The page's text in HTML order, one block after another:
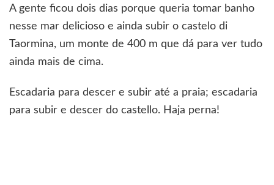
A gente ficou dois dias porque queria tomar banho
nesse mar delicioso e ainda subir o castelo di
Taormina, um monte de 400 m que dá para ver tudo
ainda mais de cima.
Escadaria para descer e subir até a praia; escadaria
para subir e descer do castello. Haja perna!